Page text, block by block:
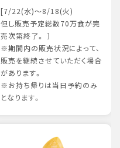
[7/22(水)～8/18(火)
但し販売予定総数70万食が完
売次第終了。 ］
※期間内の販売状況によって、
販売を継続させていただく場合
があります。
※お持ち帰りは当日予約のみ
となります。